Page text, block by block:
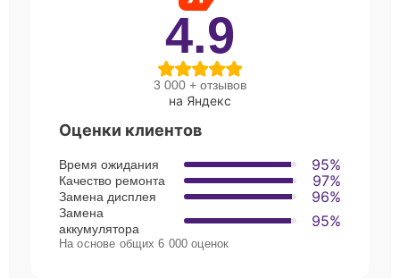
4.9
3 000 + отзывов
на Яндекс
Оценки клиентов
Время ожидания 95%
Качество ремонта 97%
Замена дисплея 96%
Замена
аккумулятора
95%
На основе общих 6 000 оценок